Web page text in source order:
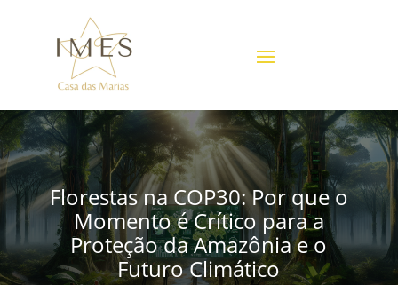
Florestas na COP30: Por que o
Momento é Crítico para a
Proteção da Amazônia e o
Futuro Climático